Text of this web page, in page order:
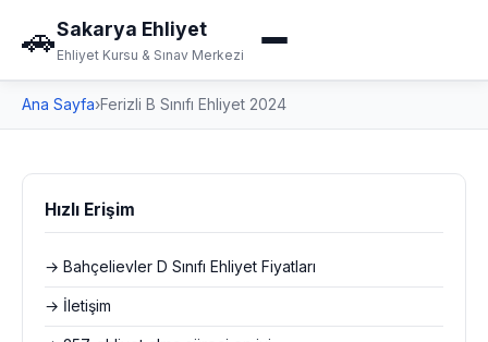
🚗Sakarya Ehliyet
Ehliyet Kursu & Sınav Merkezi
Ana Sayfa›Ferizli B Sınıfı Ehliyet 2024
Hızlı Erişim
→ Bahçelievler D Sınıfı Ehliyet Fiyatları
→ İletişim